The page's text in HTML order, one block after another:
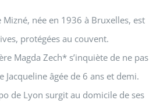
Mizné, née en 1936 à Bruxelles, est
protégées au couvent.
Magda Zech* s’inquiète de ne pas
Jacqueline âgée de 6 ans et demi.
de Lyon surgit au domicile de ses